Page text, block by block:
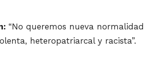
“No queremos nueva normalidad
heteropatriarcal y racista”.